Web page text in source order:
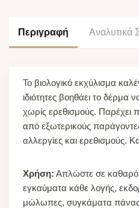
Περιγραφή Αναλυτικά
Το βιολογικό εκχύλισμα
ιδιότητες βοηθάει το δέρμα
χωρίς ερεθισμούς. Παρέχει
από εξωτερικούς
αλλεργίες και ερεθισμούς.
Χρήση: Απλώστε σε
εγκαύματα κάθε λογής,
μώλωπες, συγκάματα